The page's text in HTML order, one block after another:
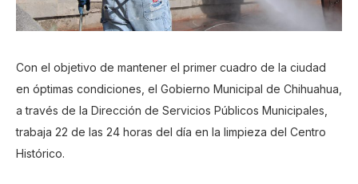
Con el objetivo de mantener el primer cuadro de la ciudad
en óptimas condiciones, el Gobierno Municipal de Chihuahua,
a través de la Dirección de Servicios Públicos Municipales,
trabaja 22 de las 24 horas del día en la limpieza del Centro
Histórico.